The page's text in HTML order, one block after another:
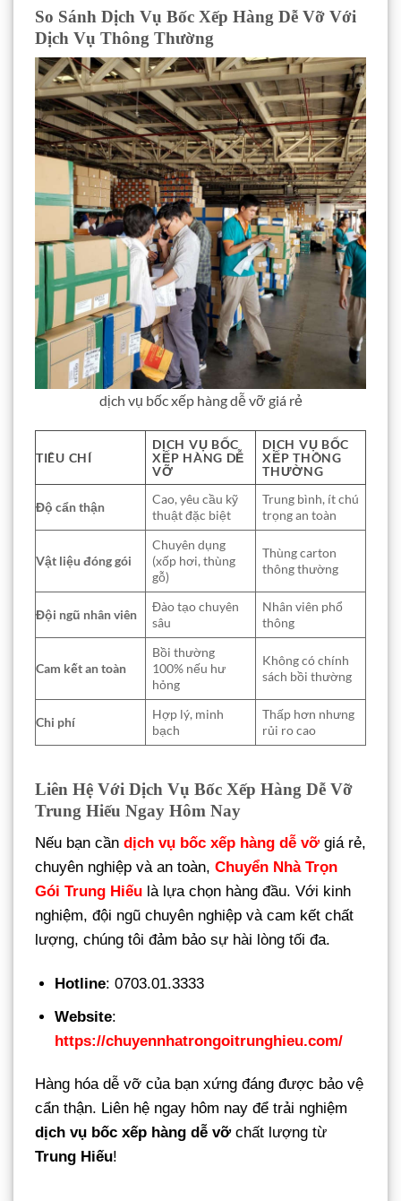
So Sánh Dịch Vụ Bốc Xếp Hàng Dễ Vỡ Với
Dịch Vụ Thông Thường
dịch vụ bốc xếp hàng dễ vỡ giá rẻ
TIÊU CHÍ
DỊCH VỤ BỐC
XẾP HÀNG DỄ
VỠ
DỊCH VỤ BỐC
XẾP THÔNG
THƯỜNG
Độ cẩn thận
Cao, yêu cầu kỹ
thuật đặc biệt
Trung bình, ít chú
trọng an toàn
Vật liệu đóng gói
Chuyên dụng
(xốp hơi, thùng
gỗ)
Thùng carton
thông thường
Đội ngũ nhân viên
Đào tạo chuyên
sâu
Nhân viên phổ
thông
Cam kết an toàn
Bồi thường
100% nếu hư
hỏng
Không có chính
sách bồi thường
Chi phí
Hợp lý, minh
bạch
Thấp hơn nhưng
rủi ro cao
Liên Hệ Với Dịch Vụ Bốc Xếp Hàng Dễ Vỡ
Trung Hiếu Ngay Hôm Nay
Nếu bạn cần dịch vụ bốc xếp hàng dễ vỡgiá rẻ,
chuyên nghiệp và an toàn, Chuyển Nhà Trọn
Gói Trung Hiếu là lựa chọn hàng đầu. Với kinh
nghiệm, đội ngũ chuyên nghiệp và cam kết chất
lượng, chúng tôi đảm bảo sự hài lòng tối đa.
Hotline: 0703.01.3333
Website:
https://chuyennhatrongoitrunghieu.com/
Hàng hóa dễ vỡ của bạn xứng đáng được bảo vệ
cẩn thận. Liên hệ ngay hôm nay để trải nghiệm
dịch vụ bốc xếp hàng dễ vỡchất lượng từ
Trung Hiếu!